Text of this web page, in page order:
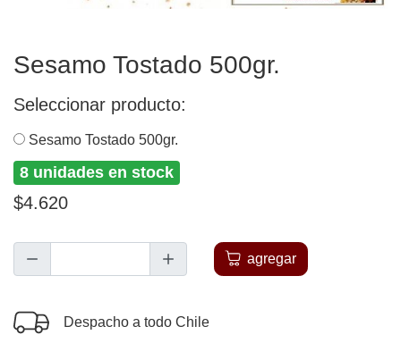
Sesamo Tostado 500gr.
Seleccionar producto:
Sesamo Tostado 500gr.
8 unidades en stock
$4.620
agregar
Despacho a todo Chile